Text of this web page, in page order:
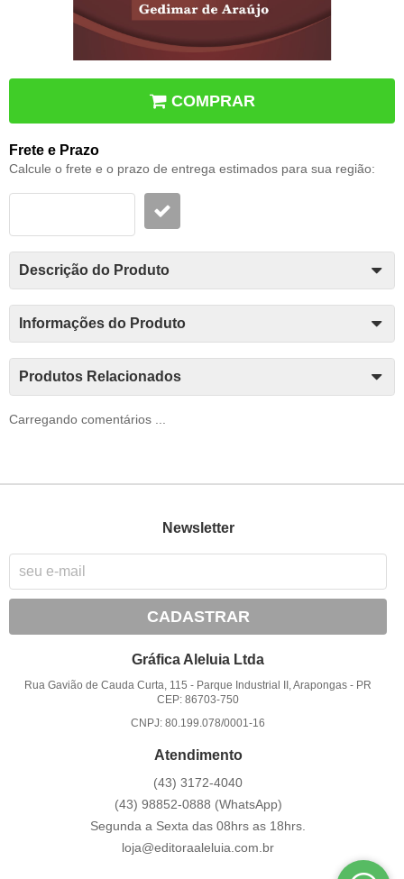
COMPRAR
Frete e Prazo
Calcule o frete e o prazo de entrega estimados para sua região:
Descrição do Produto
Informações do Produto
Produtos Relacionados
Carregando comentários ...
Newsletter
CADASTRAR
Gráfica Aleluia Ltda
Rua Gavião de Cauda Curta, 115 - Parque Industrial II, Arapongas - PR
CEP: 86703-750
CNPJ: 80.199.078/0001-16
Atendimento
(43) 3172-4040
(43) 98852-0888 (WhatsApp)
Segunda a Sexta das 08hrs as 18hrs.
loja@editoraaleluia.com.br